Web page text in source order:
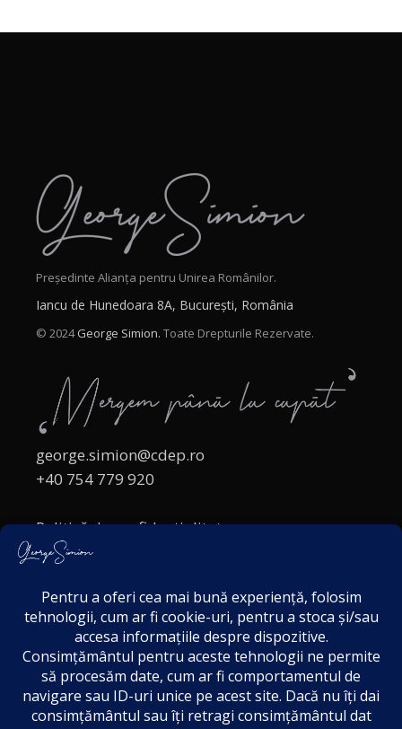
Președinte Alianța pentru Unirea Românilor.
Iancu de Hunedoara 8A, București, România
© 2024George Simion. Toate Drepturile Rezervate.
george.simion@cdep.ro
+40 754 779 920
Politică de confidențialitate
Politica cookies
Acordul de markting
Disclaimer